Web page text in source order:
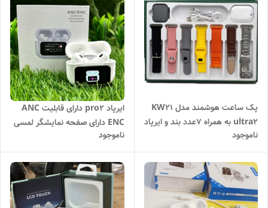
پک ساعت هوشمند مدل KW21
ultra2 به همراه 7عدد بند و ایرپاد
پرو
ناموجود
ایرپاد pro2 دارای قابلیت ANC
ENC دارای صفحه نمایشگر لمسی
LED
ناموجود